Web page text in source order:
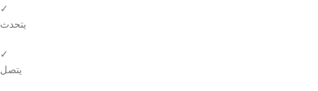
✓
يتحدث
✓
يتصل